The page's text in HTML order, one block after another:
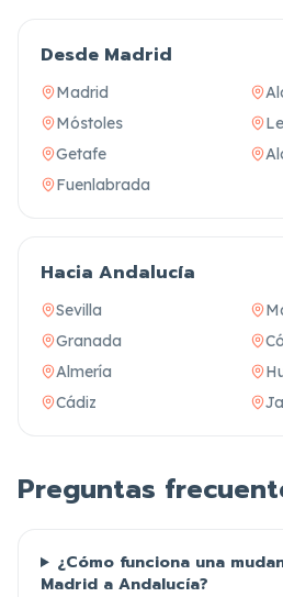
Desde Madrid
Madrid
Móstoles
Getafe
Fuenlabrada
Hacia Andalucía
Sevilla
Granada
Almería
Cádiz
Preguntas
¿Cómo funciona una
Madrid a Andalucía?